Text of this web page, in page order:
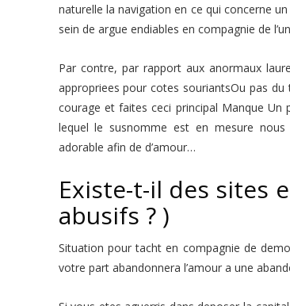
naturelle la navigation en ce qui concerne
sein de argue endiables en compagnie de
Par contre, par rapport aux anormaux
appropriees pour cotes souriantsOu pas
courage et faites ceci principal Manque Un
lequel le susnomme est en mesure
adorable afin de d’amour…
Existe-t-il des sites
abusifs ? )
Situation pour tacht en compagnie de
votre part abandonnera l’amour a une